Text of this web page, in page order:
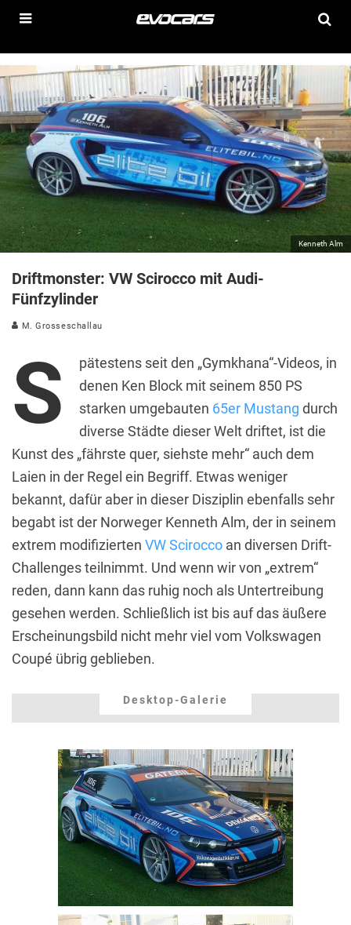
Kenneth Alm
Driftmonster: VW Scirocco mit Audi-
Fünfzylinder
M. Grosseschallau
S
pätestens seit den „Gymkhana“-Videos, in
denen Ken Block mit seinem 850 PS
starken umgebauten 65er Mustang durch
diverse Städte dieser Welt driftet, ist die
Kunst des „fährste quer, siehste mehr“ auch dem
Laien in der Regel ein Begriff. Etwas weniger
bekannt, dafür aber in dieser Disziplin ebenfalls sehr
begabt ist der Norweger Kenneth Alm, der in seinem
extrem modifizierten VW Scirocco an diversen Drift-
Challenges teilnimmt. Und wenn wir von „extrem“
reden, dann kann das ruhig noch als Untertreibung
gesehen werden. Schließlich ist bis auf das äußere
Erscheinungsbild nicht mehr viel vom Volkswagen
Coupé übrig geblieben.
Desktop-Galerie